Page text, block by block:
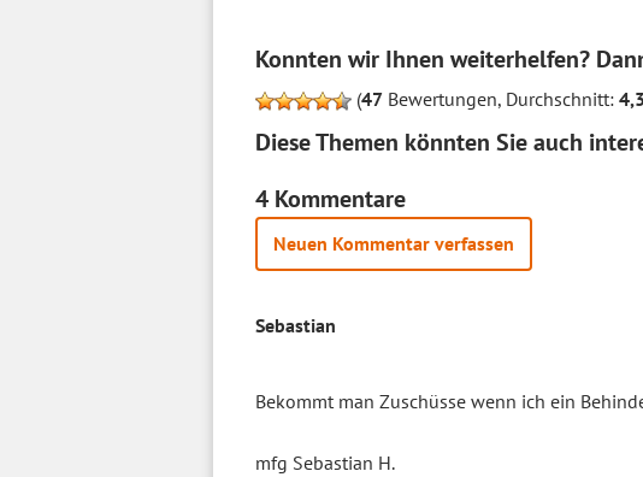
Konnten wir Ihnen weiterhelfen?
(47 Bewertungen, Durchschnitt:
Diese Themen könnten Sie auch
4 Kommentare
Neuen Kommentar verfassen
Sebastian
Bekommt man Zuschüsse wenn ich ein
mfg Sebastian H.